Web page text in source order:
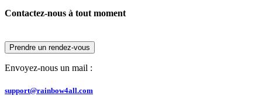
Contactez-nous à tout moment
Prendre un rendez-vous
Envoyez-nous un mail :
support@rainbow4all.com